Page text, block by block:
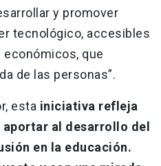
y promover
tecnológico, accesibles
que
de las personas”.
esta iniciativa refleja
al desarrollo del
en la educación.